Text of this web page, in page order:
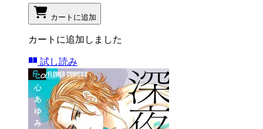
カートに追加
カートに追加しました
試し読み